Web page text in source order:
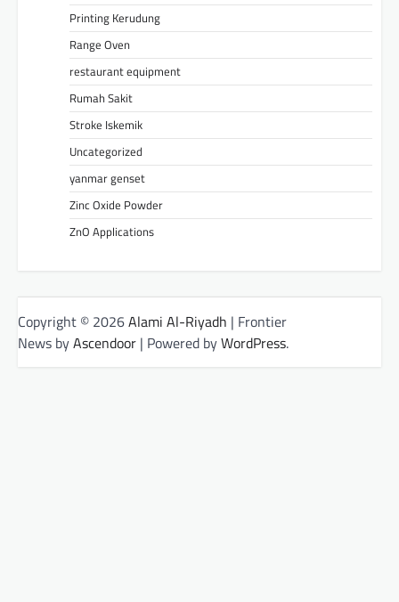
Printing Kerudung
Range Oven
restaurant equipment
Rumah Sakit
Stroke Iskemik
Uncategorized
yanmar genset
Zinc Oxide Powder
ZnO Applications
Copyright © 2026Alami Al-Riyadh | Frontier
News byAscendoor | Powered byWordPress.